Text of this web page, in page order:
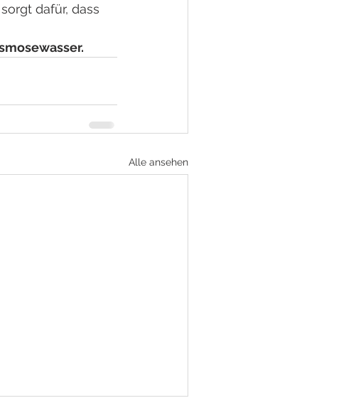
dafür, dass
Alle ansehen